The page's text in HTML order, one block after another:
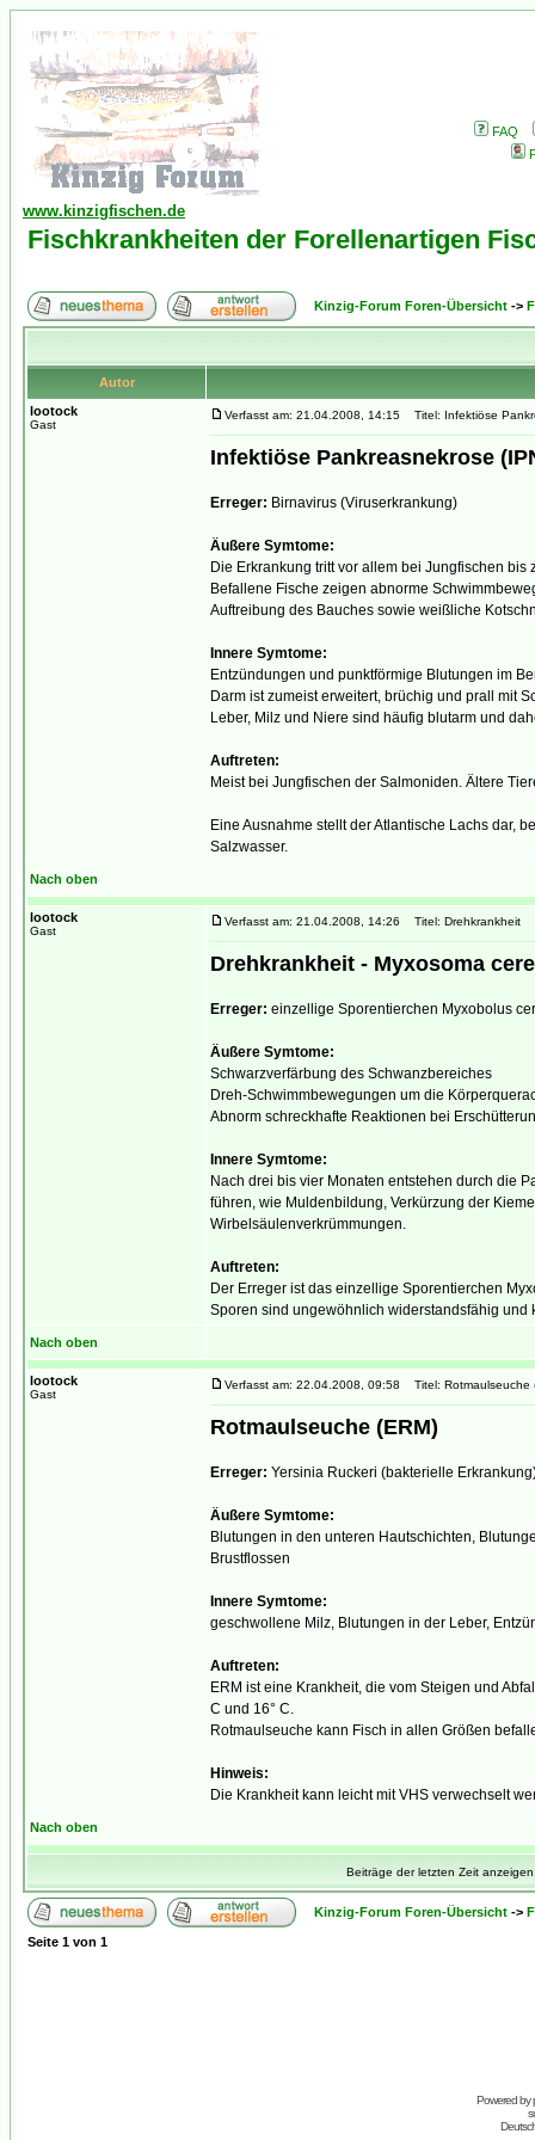
FAQ
www.kinzigfischen.de
Fischkrankheiten der Forellenartigen
Kinzig-Forum Foren-Übersicht ->
Autor
lootock
Gast
Verfasst am: 21.04.2008, 14:15 Titel: Infektiöse
Infektiöse Pankreasnekrose
Erreger: Birnavirus (Viruserkrankung)
Äußere Symtome:
Die Erkrankung tritt vor allem bei Jungfischen
Befallene Fische zeigen abnorme
Auftreibung des Bauches sowie weißliche
Innere Symtome:
Entzündungen und punktförmige Blutungen im
Darm ist zumeist erweitert, brüchig und prall mit
Leber, Milz und Niere sind häufig blutarm und
Auftreten:
Meist bei Jungfischen der Salmoniden. Ältere
Eine Ausnahme stellt der Atlantische Lachs dar,
Salzwasser.
Nach oben
lootock
Gast
Verfasst am: 21.04.2008, 14:26 Titel: Drehkrankheit
Drehkrankheit - Myxosoma
Erreger: einzellige Sporentierchen Myxobolus
Äußere Symtome:
Schwarzverfärbung des Schwanzbereiches
Dreh-Schwimmbewegungen um die
Abnorm schreckhafte Reaktionen bei
Innere Symtome:
Nach drei bis vier Monaten entstehen durch die
führen, wie Muldenbildung, Verkürzung der
Wirbelsäulenverkrümmungen.
Auftreten:
Der Erreger ist das einzellige Sporentierchen
Sporen sind ungewöhnlich widerstandsfähig
Nach oben
lootock
Gast
Verfasst am: 22.04.2008, 09:58 Titel: Rotmaulseuche
Rotmaulseuche (ERM)
Erreger: Yersinia Ruckeri (bakterielle
Äußere Symtome:
Blutungen in den unteren Hautschichten,
Brustflossen
Innere Symtome:
geschwollene Milz, Blutungen in der Leber,
Auftreten:
ERM ist eine Krankheit, die vom Steigen und
C und 16° C.
Rotmaulseuche kann Fisch in allen Größen
Hinweis:
Die Krankheit kann leicht mit VHS verwechselt
Nach oben
Beiträge der letzten Zeit
Kinzig-Forum Foren-Übersicht ->
Seite 1 von 1
Powered by